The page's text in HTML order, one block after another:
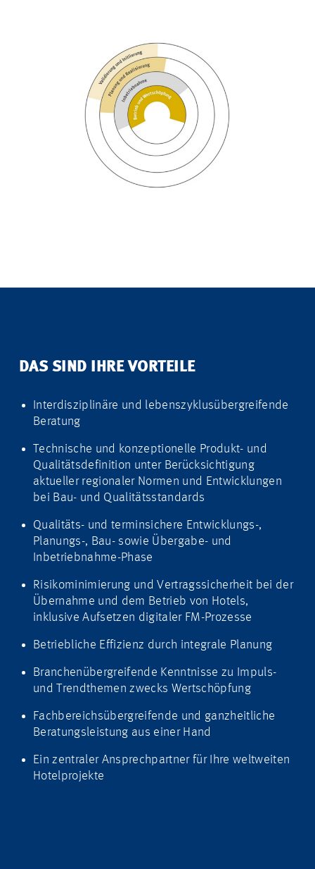
DAS SIND IHRE VORTEILE
Interdisziplinäre und lebenszyklusübergreifende
Beratung
Technische und konzeptionelle Produkt- und
Qualitätsdefinition unter Berücksichtigung
aktueller regionaler Normen und Entwicklungen
bei Bau- und Qualitätsstandards
Qualitäts- und terminsichere Entwicklungs-,
Planungs-, Bau- sowie Übergabe- und
Inbetriebnahme-Phase
Risikominimierung und Vertragssicherheit bei der
Übernahme und dem Betrieb von Hotels,
inklusive Aufsetzen digitaler FM-Prozesse
Betriebliche Effizienz durch integrale Planung
Branchenübergreifende Kenntnisse zu Impuls-
und Trendthemen zwecks Wertschöpfung
Fachbereichsübergreifende und ganzheitliche
Beratungsleistung aus einer Hand
Ein zentraler Ansprechpartner für Ihre weltweiten
Hotelprojekte